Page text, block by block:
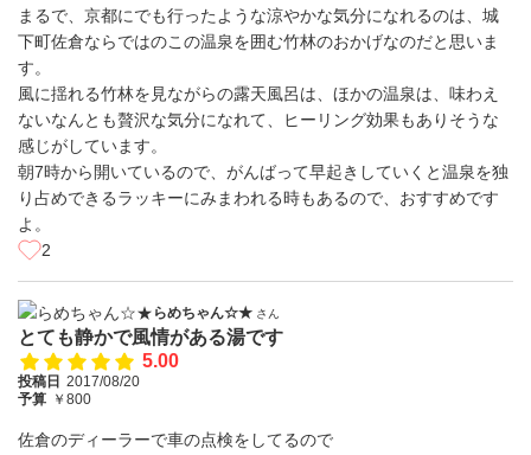
まるで、京都にでも行ったような涼やかな気分になれるのは、城
下町佐倉ならではのこの温泉を囲む竹林のおかげなのだと思いま
す。
風に揺れる竹林を見ながらの露天風呂は、ほかの温泉は、味わえ
ないなんとも贅沢な気分になれて、ヒーリング効果もありそうな
感じがしています。
朝7時から開いているので、がんばって早起きしていくと温泉を独
り占めできるラッキーにみまわれる時もあるので、おすすめです
よ。
2
らめちゃん☆★ さん
とても静かで風情がある湯です
5.00
投稿日 2017/08/20
予算 ￥800
佐倉のディーラーで車の点検をしてるので